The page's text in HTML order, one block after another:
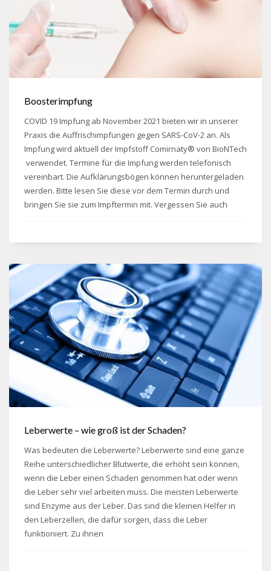
Boosterimpfung
COVID 19 Impfung ab November 2021 bieten wir in unserer
Praxis die Auffrischimpfungen gegen SARS-CoV-2 an. Als
Impfung wird aktuell der Impfstoff Comirnaty® von BioNTech
verwendet. Termine für die Impfung werden telefonisch
vereinbart. Die Aufklärungsbögen können heruntergeladen
werden. Bitte lesen Sie diese vor dem Termin durch und
bringen Sie sie zum Impftermin mit. Vergessen Sie auch
Leberwerte – wie groß ist der Schaden?
Was bedeuten die Leberwerte? Leberwerte sind eine ganze
Reihe unterschiedlicher Blutwerte, die erhöht sein können,
wenn die Leber einen Schaden genommen hat oder wenn
die Leber sehr viel arbeiten muss. Die meisten Leberwerte
sind Enzyme aus der Leber. Das sind die kleinen Helfer in
den Leberzellen, die dafür sorgen, dass die Leber
funktioniert. Zu ihnen